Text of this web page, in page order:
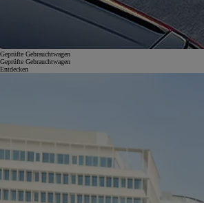
Geprüfte Gebrauchtwagen
Geprüfte Gebrauchtwagen
Entdecken